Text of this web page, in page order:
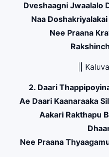
Dveshaagni Jwaalalo
Naa
Nee Praana
||
2. Daari
Ae Daari Kaanaraaka
Aakari Rakthapu
Nee Praana